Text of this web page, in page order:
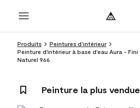
Produits
Peintures d’intérieur
Peinture d'intérieur à base d'eau Aura - Fini
Naturel 966
Peinture la plus vendue